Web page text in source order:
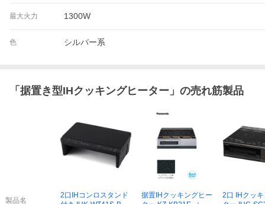
最大火力 1300W
色 シルバー系
「 据置き型IHクッキングヒーター 」の売れ筋製品
製品名
2口IHコンロスタンド
据置IHクッキングヒー
2口 IHクッ